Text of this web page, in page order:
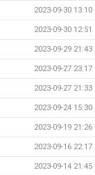
2023-09-30 13:10
2023-09-30 12:51
2023-09-29 21:43
2023-09-27 23:17
2023-09-27 21:33
2023-09-24 15:30
2023-09-19 21:26
2023-09-16 22:17
2023-09-14 21:45